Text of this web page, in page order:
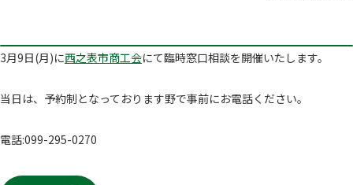
3月9日(月)に西之表市商工会にて臨時窓口相談を開催いたします。
当日は、予約制となっております野で事前にお電話ください。
電話:099-295-0270